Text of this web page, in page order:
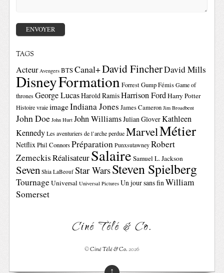
TAGS
Acteur Avengers BTSCanal+David FincherDavid Mills
DisneyFormationForrest GumpFémis Game of
thrones George LucasHarold RamisHarrison FordHarry Potter
Histoire vraie imageIndiana Jones James Cameron Jim Broadbent
John Doe John Hurt John WilliamsJulian GloverKathleen
Kennedy Les aventuriers de l’arche perdue MarvelMétier
NetflixPhil ConnorsPréparation Punxsutawney Robert
ZemeckisRéalisateurSalaire Samuel L. Jackson
Seven Shia LaBeouf Star WarsSteven Spielberg
TournageUniversal Universal Pictures Un jour sans finWilliam
Somerset
Ciné Télé & Co.
©Ciné Télé & Co.2026
↑